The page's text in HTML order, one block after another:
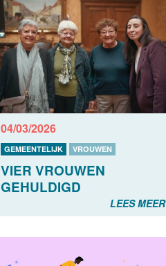
04/03/2026
GEMEENTELIJK VROUWEN
VIER VROUWEN
GEHULDIGD
LEES MEER